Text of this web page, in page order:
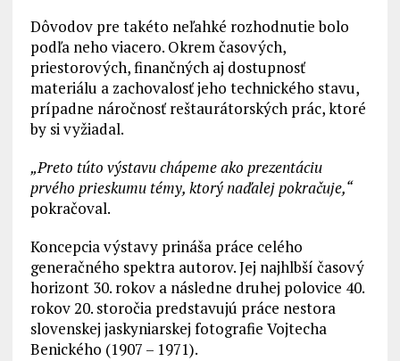
Dôvodov pre takéto neľahké rozhodnutie bolo
podľa neho viacero. Okrem časových,
priestorových, finančných aj dostupnosť
materiálu a zachovalosť jeho technického stavu,
prípadne náročnosť reštaurátorských prác, ktoré
by si vyžiadal.
„Preto túto výstavu chápeme ako prezentáciu
prvého prieskumu témy, ktorý naďalej pokračuje,“
pokračoval.
Koncepcia výstavy prináša práce celého
generačného spektra autorov. Jej najhlbší časový
horizont 30. rokov a následne druhej polovice 40.
rokov 20. storočia predstavujú práce nestora
slovenskej jaskyniarskej fotografie Vojtecha
Benického (1907 – 1971).